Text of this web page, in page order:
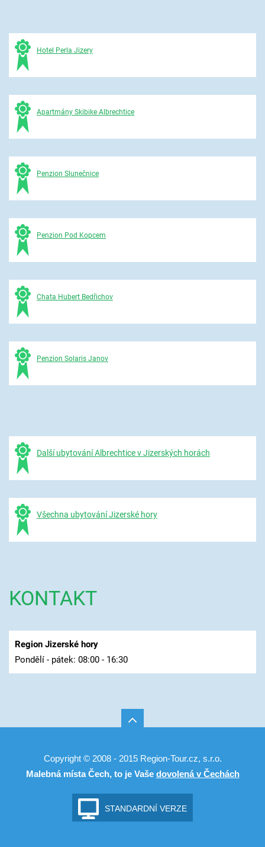
Hotel Perla Jizery
Apartmány Skibike Albrechtice
Penzion Slunečnice
Penzion Pod Kopcem
Chata Hubert Bedřichov
Penzion Solaris Janov
Další ubytování Albrechtice v Jizerských horách
Všechna ubytování Jizerské hory
KONTAKT
Region Jizerské hory
Pondělí - pátek: 08:00 - 16:30
Copyright © 2008 - 2015 Region-Tour.cz, s.r.o.
Malebná místa Čech, to je Vaše dovolená v Čechách
STANDARDNÍ VERZE